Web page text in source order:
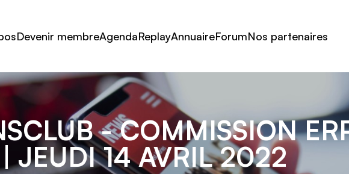
Devenir membreAgendaReplayAnnuaireForumNos partenaires
- COMMISSION
| JEUDI 14 AVRIL 2022